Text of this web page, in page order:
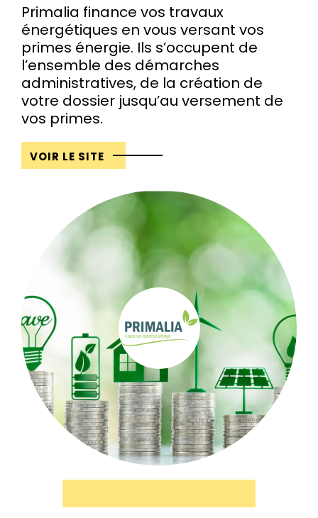
Primalia finance vos travaux
énergétiques en vous versant vos
primes énergie. Ils s’occupent de
l’ensemble des démarches
administratives, de la création de
votre dossier jusqu’au versement de
vos primes.
VOIR LE SITE